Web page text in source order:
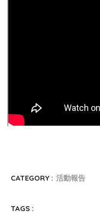
CATEGORY : 活動報告
TAGS :